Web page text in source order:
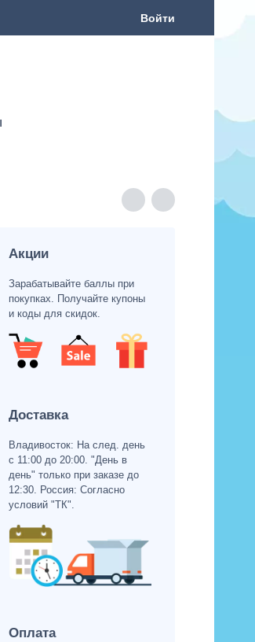
Войти
Акции
Зарабатывайте баллы при
покупках. Получайте купоны
и коды для скидок.
Доставка
Владивосток: На след. день
с 11:00 до 20:00. "День в
день" только при заказе до
12:30. Россия: Согласно
условий "ТК".
Оплата